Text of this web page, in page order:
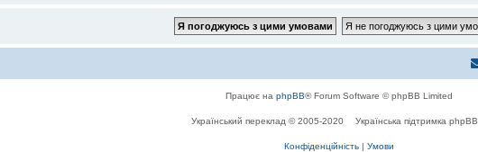
Працює на phpBB® Forum Software © phpBB Limited
Український переклад © 2005-2020 Українська підтримка phpBB
Конфіденційність | Умови